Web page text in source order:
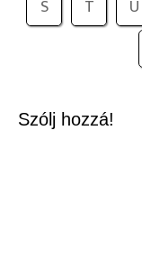
S
T U
Szólj hozzá!